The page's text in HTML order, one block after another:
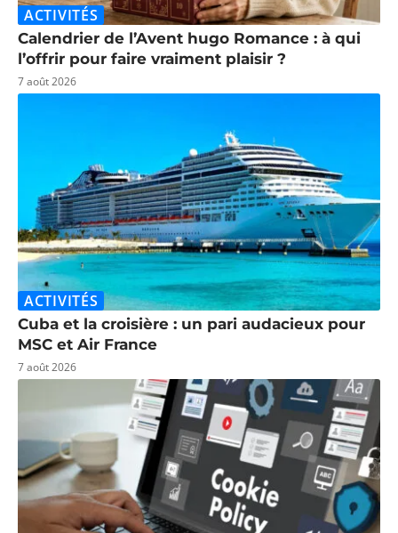
ACTIVITÉS
Calendrier de l’Avent hugo Romance : à qui
l’offrir pour faire vraiment plaisir ?
7 août 2026
ACTIVITÉS
Cuba et la croisière : un pari audacieux pour
MSC et Air France
7 août 2026